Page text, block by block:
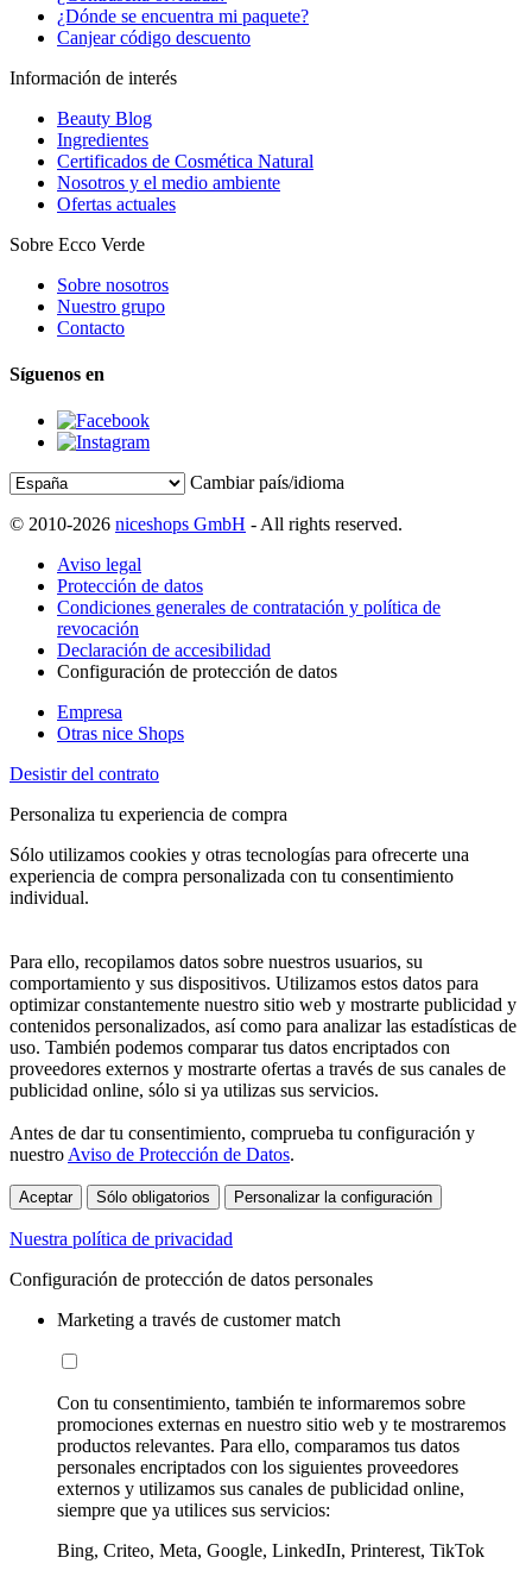
¿Dónde se encuentra mi paquete?
Canjear código descuento
Información de interés
Beauty Blog
Ingredientes
Certificados de Cosmética Natural
Nosotros y el medio ambiente
Ofertas actuales
Sobre Ecco Verde
Sobre nosotros
Nuestro grupo
Contacto
Síguenos en
Cambiar país/idioma
© 2010-2026 niceshops GmbH - All rights reserved.
Aviso legal
Protección de datos
Condiciones generales de contratación y política de
revocación
Declaración de accesibilidad
Configuración de protección de datos
Empresa
Otras nice Shops
Desistir del contrato
Personaliza tu experiencia de compra
Sólo utilizamos cookies y otras tecnologías para ofrecerte una
experiencia de compra personalizada con tu consentimiento
individual.
Para ello, recopilamos datos sobre nuestros usuarios, su
comportamiento y sus dispositivos. Utilizamos estos datos para
optimizar constantemente nuestro sitio web y mostrarte publicidad y
contenidos personalizados, así como para analizar las estadísticas de
uso. También podemos comparar tus datos encriptados con
proveedores externos y mostrarte ofertas a través de sus canales de
publicidad online, sólo si ya utilizas sus servicios.
Antes de dar tu consentimiento, comprueba tu configuración y
nuestro Aviso de Protección de Datos.
Aceptar Sólo obligatorios Personalizar la configuración
Nuestra política de privacidad
Configuración de protección de datos personales
Marketing a través de customer match
Con tu consentimiento, también te informaremos sobre
promociones externas en nuestro sitio web y te mostraremos
productos relevantes. Para ello, comparamos tus datos
personales encriptados con los siguientes proveedores
externos y utilizamos sus canales de publicidad online,
siempre que ya utilices sus servicios:
Bing, Criteo, Meta, Google, LinkedIn, Printerest, TikTok